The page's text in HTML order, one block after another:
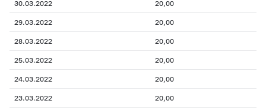
30.03.2022 20,00
29.03.2022 20,00
28.03.2022 20,00
25.03.2022 20,00
24.03.2022 20,00
23.03.2022 20,00